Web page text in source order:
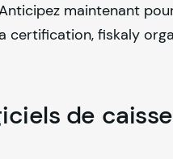
maintenant
certification, fiskaly
de